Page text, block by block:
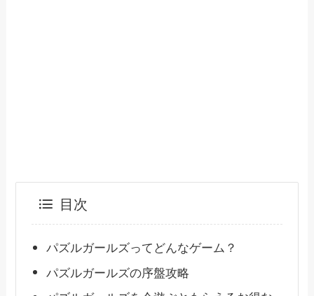
目次
パズルガールズってどんなゲーム？
パズルガールズの序盤攻略